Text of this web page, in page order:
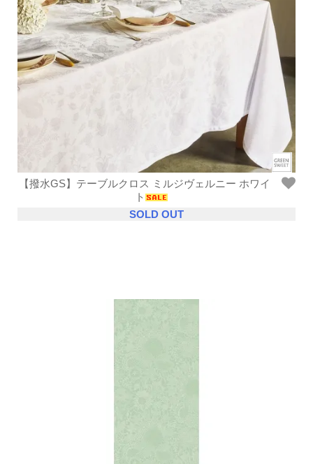
【撥水GS】テーブルクロス ミルジヴェルニー ホワイ
ト
SOLD OUT